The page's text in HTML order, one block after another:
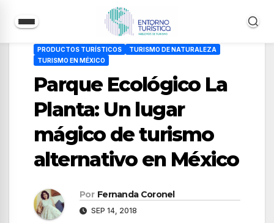
PRODUCTOS TURÍSTICOS
TURISMO DE NATURALEZA
TURISMO EN MÉXICO
Parque Ecológico La
Planta: Un lugar
mágico de turismo
alternativo en México
Por Fernanda Coronel
SEP 14, 2018